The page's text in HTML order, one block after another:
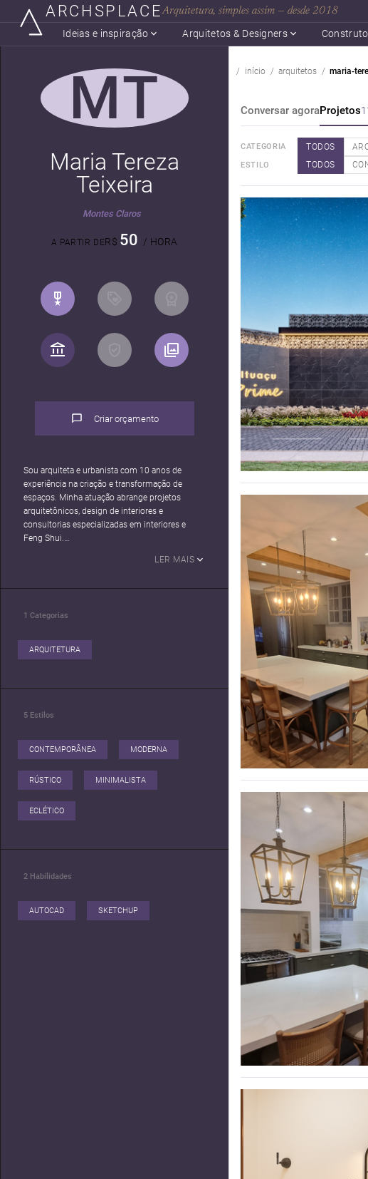
ARCHSPLACEArquitetura, simples assim — desde 2018
Ideias e inspiração Arquitetos & Designers
MT
Maria Tereza
Teixeira
Montes Claros
A PARTIR DER$ 50 / HORA
Criar orçamento
Sou arquiteta e urbanista com 10 anos de
experiência na criação e transformação de
espaços. Minha atuação abrange projetos
arquitetônicos, design de interiores e
consultorias especializadas em interiores e
Feng Shui.
ambientes únicos, que unem estética,
LER MAIS
1 Categorias
ARQUITETURA
5 Estilos
CONTEMPORÂNEA MODERNA
RÚSTICO MINIMALISTA
ECLÉTICO
2 Habilidades
AUTOCAD SKETCHUP
início arquitetos maria-
Conversar agoraProjetos
CATEGORIA TODOS
ESTILO TODOS